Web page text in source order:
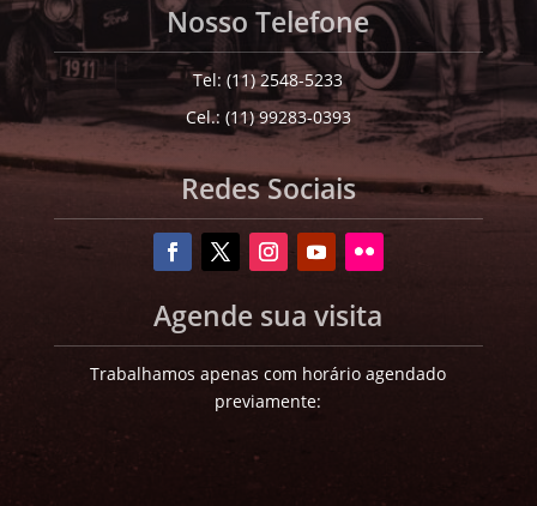
Nosso Telefone
Tel: (11) 2548-5233
Cel.: (11) 99283-0393
Redes Sociais
Agende sua visita
Trabalhamos apenas com horário agendado
previamente: